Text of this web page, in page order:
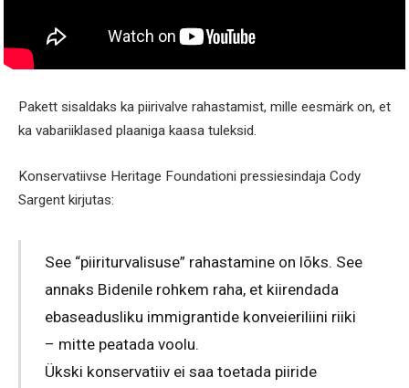
Pakett sisaldaks ka piirivalve rahastamist, mille eesmärk on, et
ka vabariiklased plaaniga kaasa tuleksid.
Konservatiivse Heritage Foundationi pressiesindaja Cody
Sargent kirjutas:
See “piiriturvalisuse” rahastamine on lõks. See
annaks Bidenile rohkem raha, et kiirendada
ebaseadusliku immigrantide konveieriliini riiki
– mitte peatada voolu.
Ükski konservatiiv ei saa toetada piiride